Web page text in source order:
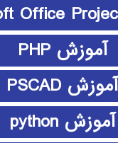
آموزش PHP
آموزش PSCAD
آموزش python